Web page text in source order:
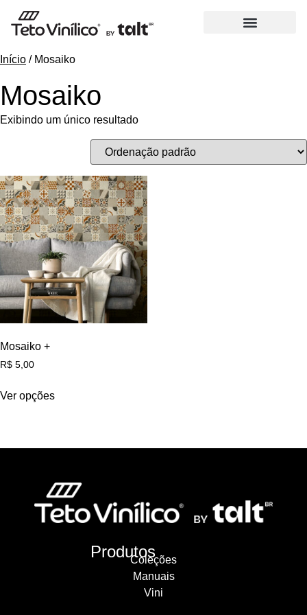
Início / Mosaiko
Mosaiko
Exibindo um único resultado
Mosaiko +
R$ 5,00
Ver opções
Produtos
Coleções
Manuais
Vini